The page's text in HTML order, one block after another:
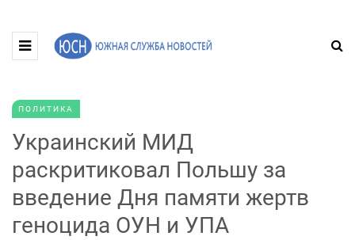
ПОЛИТИКА
Украинский МИД
раскритиковал Польшу за
введение Дня памяти жертв
геноцида ОУН и УПА